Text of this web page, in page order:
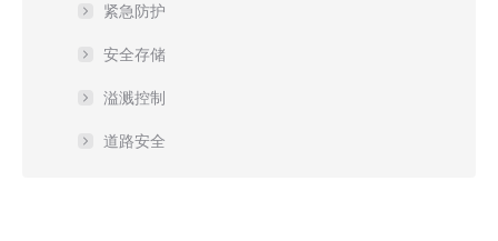
紧急防护
安全存储
溢溅控制
道路安全